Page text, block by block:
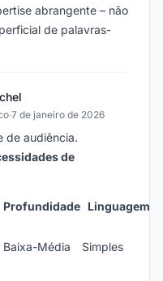
abrangente – não
de palavras-
·7 de janeiro de 2026
de audiência.
de
Profundidade Linguagem
Baixa-Média Simples